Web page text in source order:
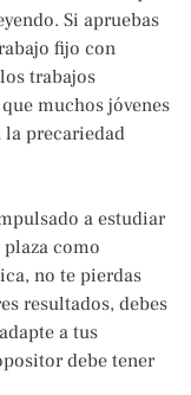
Si apruebas
fijo con
trabajos
muchos jóvenes
la precariedad
a estudiar
como
no te pierdas
resultados, debes
a tus
debe tener